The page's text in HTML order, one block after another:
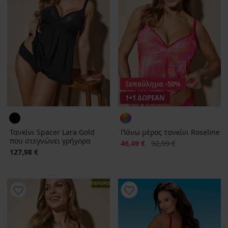
Τανκίνι Spacer Lara Gold
που στεγνώνει γρήγορα
127,98 €
Ξεπούλημα -50%
1+1 ΔΩΡΕΑΝ
Πάνω μέρος τανκίνι Roseline
Έκπτωση
46,49 € Αρχική τιμή
92,99 €
ΠΕΡΙΟΡΙΣΜΕΝΑ